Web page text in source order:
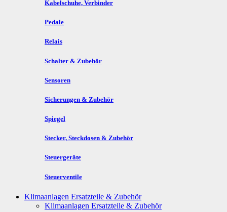
Kabelschuhe, Verbinder
Pedale
Relais
Schalter & Zubehör
Sensoren
Sicherungen & Zubehör
Spiegel
Stecker, Steckdosen & Zubehör
Steuergeräte
Steuerventile
Klimaanlagen Ersatzteile & Zubehör
Klimaanlagen Ersatzteile & Zubehör